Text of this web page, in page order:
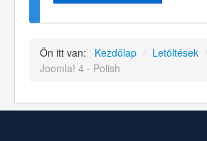
Ön itt van: Kezdőlap / Letöltések /
Joomla! 4 - Polish